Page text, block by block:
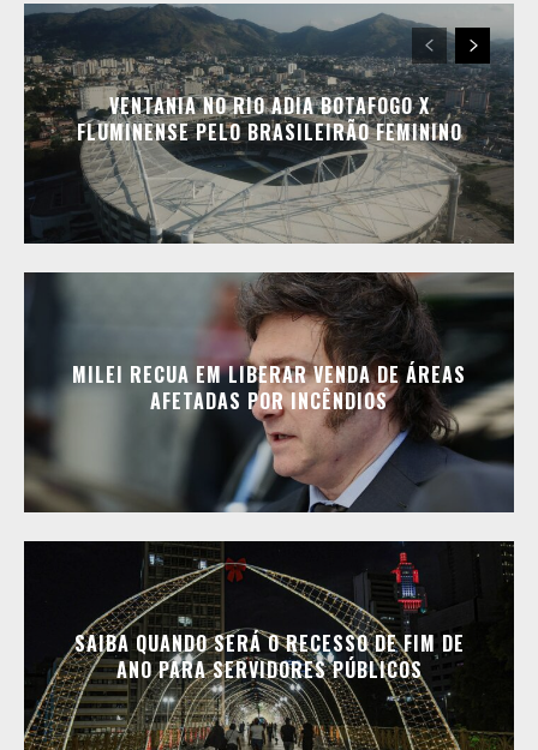
VENTANIA NO RIO ADIA BOTAFOGO X
FLUMINENSE PELO BRASILEIRÃO FEMININO
MILEI RECUA EM LIBERAR VENDA DE ÁREAS
AFETADAS POR INCÊNDIOS
SAIBA QUANDO SERÁ O RECESSO DE FIM DE
ANO PARA SERVIDORES PÚBLICOS